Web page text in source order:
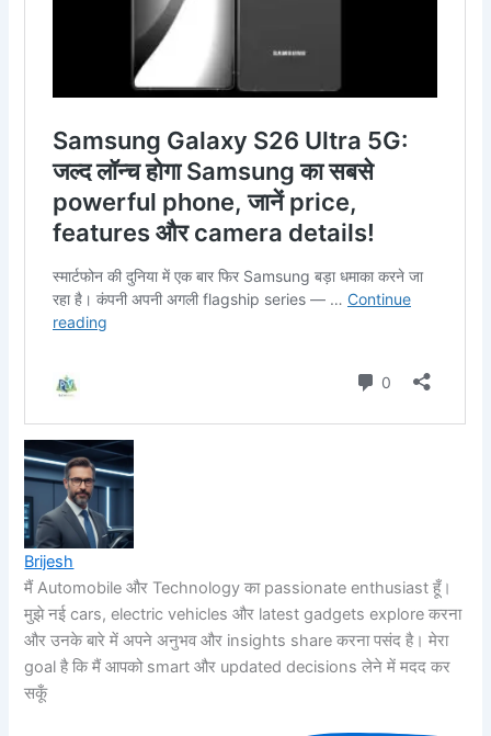
Brijesh
मैं Automobile और Technology का passionate enthusiast हूँ।
मुझे नई cars, electric vehicles और latest gadgets explore करना
और उनके बारे में अपने अनुभव और insights share करना पसंद है। मेरा
goal है कि मैं आपको smart और updated decisions लेने में मदद कर
सकूँ